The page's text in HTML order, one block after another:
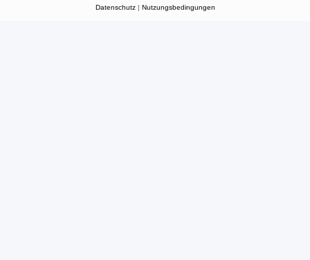
Datenschutz| Nutzungsbedingungen